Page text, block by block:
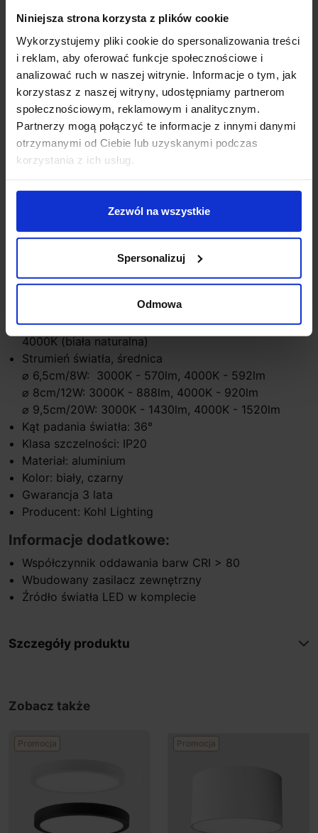
Niniejsza strona korzysta z plików cookie
Wykorzystujemy pliki cookie do spersonalizowania treści
i reklam, aby oferować funkcje społecznościowe i
analizować ruch w naszej witrynie. Informacje o tym, jak
korzystasz z naszej witryny, udostępniamy partnerom
społecznościowym, reklamowym i analitycznym.
Partnerzy mogą połączyć te informacje z innymi danymi
otrzymanymi od Ciebie lub uzyskanymi podczas
korzystania z ich usług.
Zezwól na wszystkie
Spersonalizuj
Odmowa
KOHL ERYL K51000.SR lampa natynkowa LED w
formie niskiej tuby hiszpańskiej firmy Kohl z grupy BPM
Lighting. Oprawa dostępna w 3 średnicach do wyboru:
6,5cm (moc 8W), 8cm (moc 12W) lub 9,5cm (moc
20W). Lampa posiada wbudowany moduł LED w 2
barwach światła: biała ciepła (3000K) lub biała
naturalna (4000K), wykonana jest z aluminium w
kolorze białym lub czarnym. Przeznaczona jest do
montażu natynkowego, pasuje do każdego wnętrza:
salonu, sypialni, pokoju dziecka, gabinetu, kuchni,
przedpokoju, biura itp.
Dane techniczne:
Źródło światła: LED zintegrowany
Moc 6,5cm (moc 8W), 8cm (moc 12W) lub 9,5cm
(moc 20W)
Zasilanie: 230V (zasilacz wbudowany)
Temperatura barwy światła: 3000K (biała ciepła),
4000K (biała naturalna)
Strumień światła, średnica
⌀ 6,5cm/8W: 3000K - 570lm, 4000K - 592lm
⌀ 8cm/12W: 3000K - 888lm, 4000K - 920lm
⌀ 9,5cm/20W: 3000K - 1430lm, 4000K - 1520lm
Kąt padania światła: 36°
Klasa szczelności: IP20
Materiał: aluminium
Kolor: biały, czarny
Gwarancja 3 lata
Producent: Kohl Lighting
Informacje dodatkowe:
Współczynnik oddawania barw CRI > 80
Wbudowany zasilacz zewnętrzny
Źródło światła LED w komplecie
Szczegóły produktu
Zobacz także
Promocja Promocja